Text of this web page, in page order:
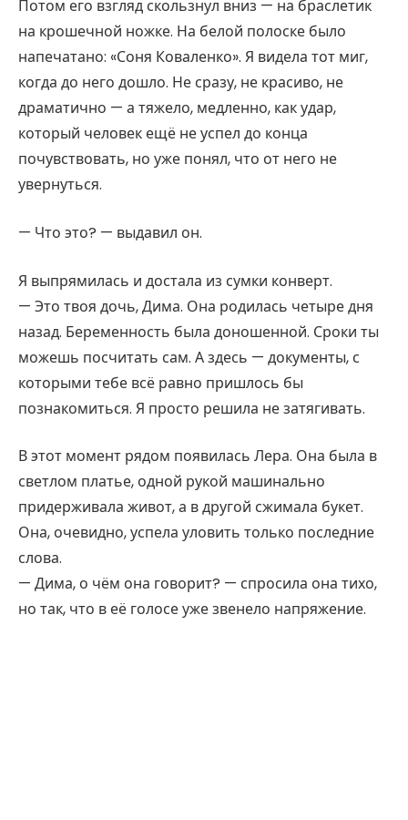
Потом его взгляд скользнул вниз — на браслетик
на крошечной ножке. На белой полоске было
напечатано: «Соня Коваленко». Я видела тот миг,
когда до него дошло. Не сразу, не красиво, не
драматично — а тяжело, медленно, как удар,
который человек ещё не успел до конца
почувствовать, но уже понял, что от него не
увернуться.
— Что это? — выдавил он.
Я выпрямилась и достала из сумки конверт.
— Это твоя дочь, Дима. Она родилась четыре дня
назад. Беременность была доношенной. Сроки ты
можешь посчитать сам. А здесь — документы, с
которыми тебе всё равно пришлось бы
познакомиться. Я просто решила не затягивать.
В этот момент рядом появилась Лера. Она была в
светлом платье, одной рукой машинально
придерживала живот, а в другой сжимала букет.
Она, очевидно, успела уловить только последние
слова.
— Дима, о чём она говорит? — спросила она тихо,
но так, что в её голосе уже звенело напряжение.